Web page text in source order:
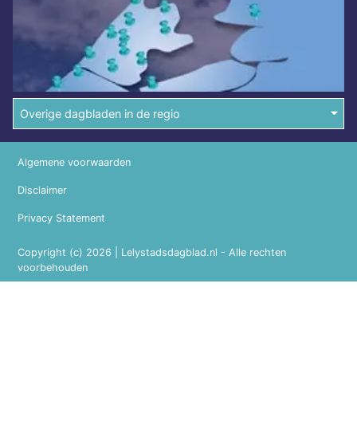
Overige dagbladen in de regio
Copyright (c) 2026 | Lelystadsdagblad.nl - Alle rechten
voorbehouden
Algemene voorwaarden
Disclaimer
Privacy Statement